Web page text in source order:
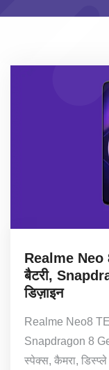
Realme Neo
बैटरी,
डिज़ाइन
Realme Neo8
Snapdragon 8
स्पेक्स, कैमरा,